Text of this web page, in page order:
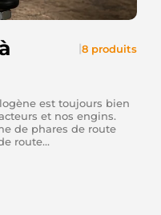
|8 produits
est toujours bien
et nos engins.
de phares de route
route...